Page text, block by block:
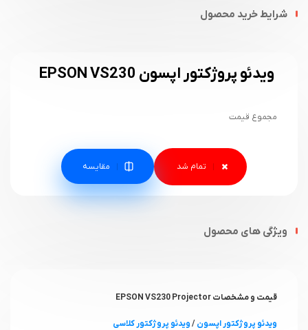
شرایط خرید محصول
ویدئو پروژکتور اپسون EPSON VS230
مجموع قیمت
مقایسه
ویژگی های محصول
قیمت و مشخصات EPSON VS230 Projector
ویدئو پروژکتور اپسون/ویدئو پروژکتور کلاسی